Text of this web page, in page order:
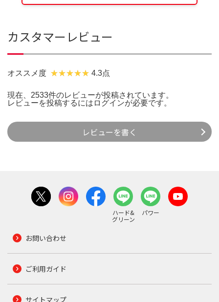
カスタマーレビュー
オススメ度 4.3点
現在、2533件のレビューが投稿されています。
レビューを投稿するには ログインが必要です。
レビューを書く
ハード&
グリーン
パワー
お問い合わせ
ご利用ガイド
サイトマップ